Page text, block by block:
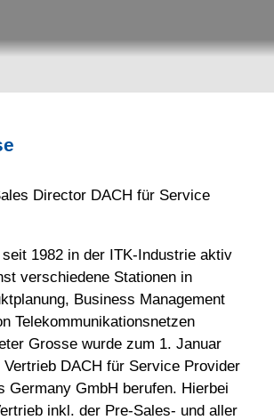
Director DACH für Service
1982 in der ITK-Industrie aktiv
verschiedene Stationen in
Business Management
Telekommunikationsnetzen
Grosse wurde zum 1. Januar
DACH für Service Provider
Germany GmbH berufen. Hierbei
inkl. der Pre-Sales- und aller